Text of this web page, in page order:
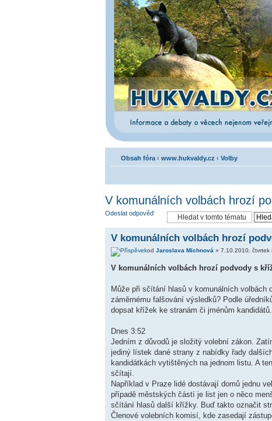
Obsah fóra ‹ www.hukvaldy.cz ‹ Volby
V komunálních volbách hrozí
Odeslat odpověď
V komunálních volbách hrozí
od Jaroslava Michnová » 7.10.2010, čtvrtek
V komunálních volbách hrozí podvody s
Může při sčítání hlasů v komunálních volbách
záměrnému falšování výsledků? Podle
dopsat křížek ke stranám či jménům
Dnes 3:52
Jedním z důvodů je složitý volební zákon.
jediný lístek dané strany z nabídky řady
kandidátkách vytištěných na jednom listu. A
sčítají.
Například v Praze lidé dostávají domů jednu
případě městských částí je list jen o něco
sčítání hlasů další křížky. Buď takto označit
Členové volebních komisí, kde zasedají